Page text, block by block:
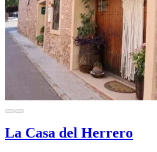
La Casa del Herrero